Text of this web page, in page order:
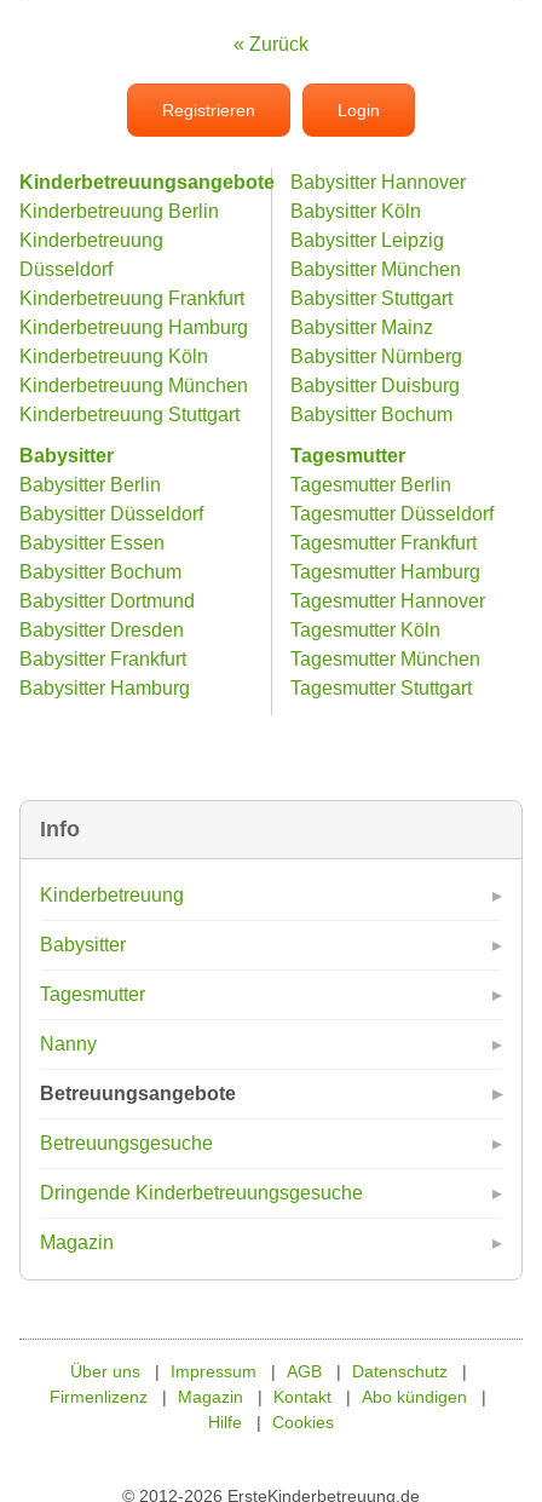
Info
Kinderbetreuung
Babysitter
Tagesmutter
Nanny
Betreuungsangebote
Betreuungsgesuche
Dringende Kinderbetreuungsgesuche
Magazin
« Zurück
Registrieren Login
Kinderbetreuungsangebote
Kinderbetreuung Berlin
Kinderbetreuung
Düsseldorf
Kinderbetreuung Frankfurt
Kinderbetreuung Hamburg
Kinderbetreuung Köln
Kinderbetreuung München
Kinderbetreuung Stuttgart
Babysitter
Babysitter Berlin
Babysitter Düsseldorf
Babysitter Essen
Babysitter Bochum
Babysitter Dortmund
Babysitter Dresden
Babysitter Frankfurt
Babysitter Hamburg
Babysitter Hannover
Babysitter Köln
Babysitter Leipzig
Babysitter München
Babysitter Stuttgart
Babysitter Mainz
Babysitter Nürnberg
Babysitter Duisburg
Babysitter Bochum
Tagesmutter
Tagesmutter Berlin
Tagesmutter Düsseldorf
Tagesmutter Frankfurt
Tagesmutter Hamburg
Tagesmutter Hannover
Tagesmutter Köln
Tagesmutter München
Tagesmutter Stuttgart
© 2012-2026 ErsteKinderbetreuung.de
Über uns Impressum AGB
Datenschutz
Firmenlizenz
Magazin Kontakt
Abo kündigen
Hilfe
Cookies